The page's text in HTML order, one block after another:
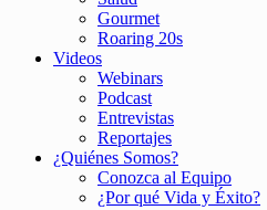
Gourmet
Roaring 20s
Videos
Webinars
Podcast
Entrevistas
Reportajes
¿Quiénes Somos?
Conozca al Equipo
¿Por qué Vida y Éxito?